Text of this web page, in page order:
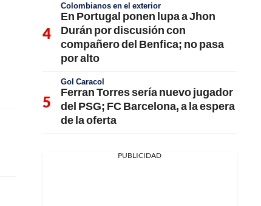
Colombianos en el exterior
En Portugal ponen lupa a Jhon
Durán por discusión con
compañero del Benfica; no pasa
por alto
Gol Caracol
Ferran Torres sería nuevo jugador
del PSG; FC Barcelona, a la espera
de la oferta
PUBLICIDAD